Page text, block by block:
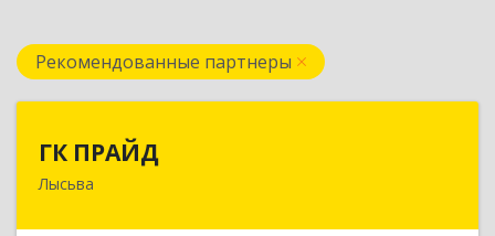
Рекомендованные партнеры
ГК ПРАЙД
Лысьва618909, Пермский край, Лысьва г, Репина ул,